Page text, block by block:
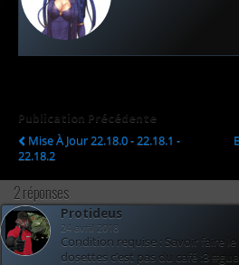
Publication Précédente
Mise À Jour 22.18.0 - 22.18.1 -
22.18.2
2 réponses
Protideus
24 avril 2018
Condition requise : Savoir faire
dosettes c’est pas du café :3